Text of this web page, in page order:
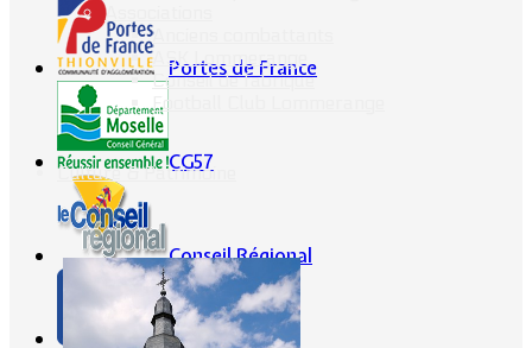
Associations
Anciens combattants
ASK Lommerange
Conseil de fabrique
Football Club Lommerange
Culture & Patrimoine
Portes de France
CG57
Conseil Régional
Ville Internet